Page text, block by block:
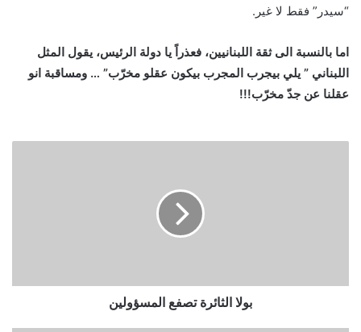
“سيدر” فقط لا غير.
اما بالنسبة الى ثقة اللبنانيين، فعذراً يا دولة الرئيس، يقول المثل
اللبناني ” يلي بيجرب المجرب بيكون عقلو مخرّب” … ومساقبة انو
عقلنا عن جدّ مخرّب!!!
بولا الثائرة تصفع المسؤولين